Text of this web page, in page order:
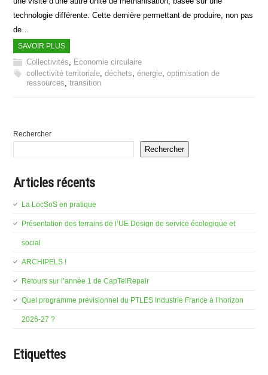
technologie différente. Cette dernière permettant de produire, non pas
de…
SAVOIR PLUS
Collectivités
Economie circulaire
collectivité territoriale ,déchets ,énergie ,optimisation de
ressources ,transition
Rechercher
Rechercher
Articles récents
La LocSoS en pratique
Présentation des terrains de l’UE Design de service écologique et
social
ARCHIPELS !
Retours sur l’année 1 de CapTelRepair
Quel programme prévisionnel du PTLES Industrie France à l’horizon
2026-27 ?
Etiquettes